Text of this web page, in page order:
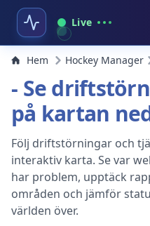
Live
Hem Hockey Manager
- Se
på kartan
Följ driftstörningar och
interaktiv karta. Se var
har problem, upptäck
områden och jämför
världen över.